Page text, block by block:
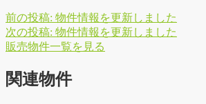
前の投稿: 物件情報を更新しました
次の投稿: 物件情報を更新しました
販売物件一覧を 見る
関連物件